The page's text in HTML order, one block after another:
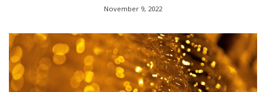
November 9, 2022